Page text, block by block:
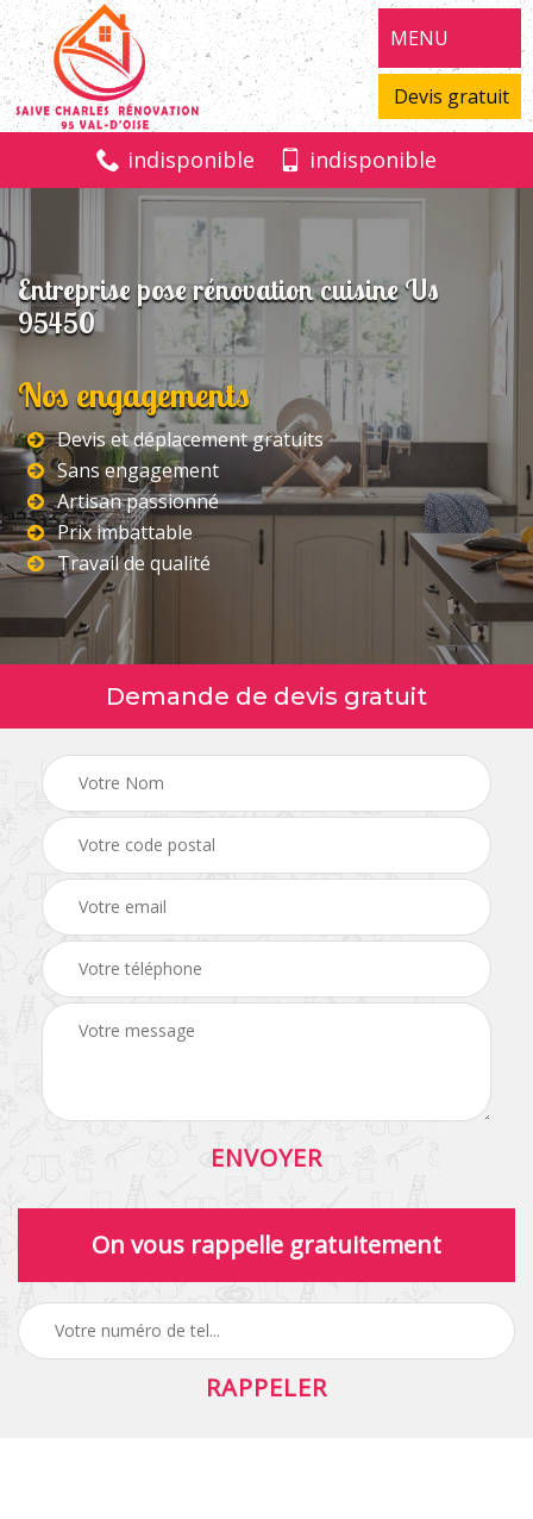
MENU
Devis gratuit
indisponible indisponible
Entreprise pose rénovation cuisine Us
95450
Nos engagements
Devis et déplacement gratuits
Sans engagement
Artisan passionné
Prix imbattable
Travail de qualité
Demande de devis gratuit
On vous rappelle gratuitement